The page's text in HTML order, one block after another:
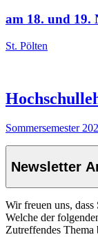
am 18. und 19.
St. Pölten
Sommersemester
Newsletter
Wir freuen uns, dass
Welche der
Zutreffendes Thema